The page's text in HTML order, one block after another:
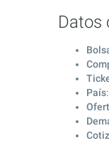
Datos
País